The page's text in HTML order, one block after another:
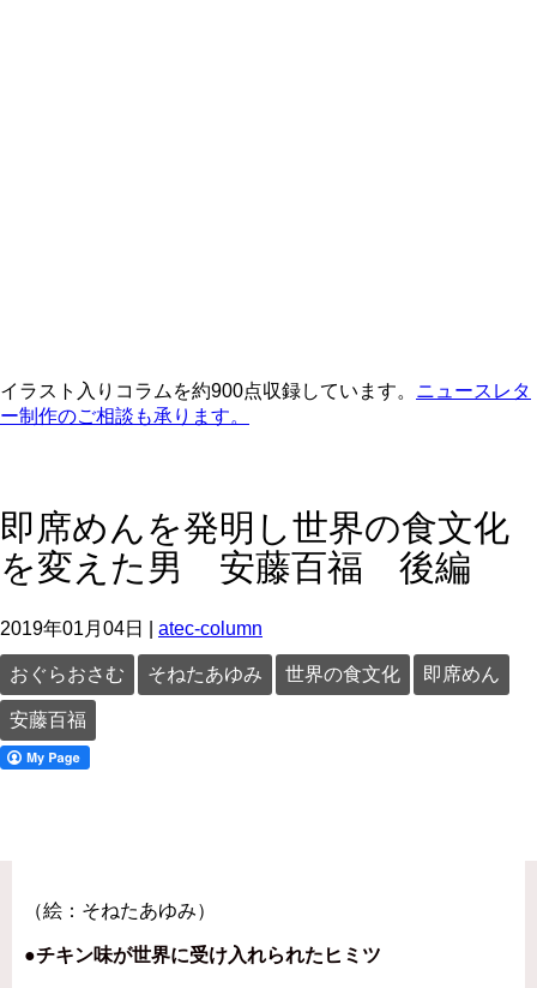
イラスト入りコラムを約900点収録しています。 ニュースレタ
ー制作のご相談も承ります。
即席めんを発明し世界の食文化
を変えた男 安藤百福 後編
2019年01月04日 atec-column
おぐらおさむ そねたあゆみ 世界の食文化 即席めん
安藤百福
（絵：そねたあゆみ）
●チキン味が世界に受け入れられたヒミツ